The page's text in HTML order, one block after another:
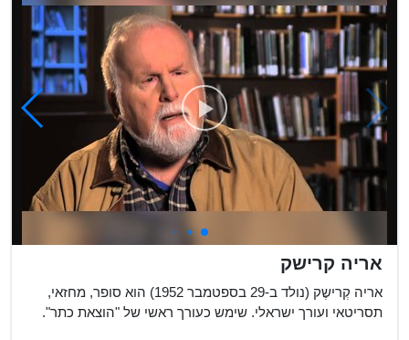
אריה קרישק
אריה קְרישֶק (נולד ב-29 בספטמבר 1952) הוא סופר, מחזאי,
תסריטאי ועורך ישראלי. שימש כעורך ראשי של "הוצאת כתר".